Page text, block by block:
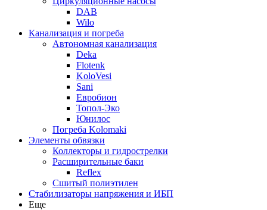
DAB
Wilo
Канализация и погреба
Автономная канализация
Deka
Flotenk
KoloVesi
Sani
Евробион
Топол-Эко
Юнилос
Погреба Kolomaki
Элементы обвязки
Коллекторы и гидрострелки
Расширительные баки
Reflex
Сшитый полиэтилен
Стабилизаторы напряжения и ИБП
Еще